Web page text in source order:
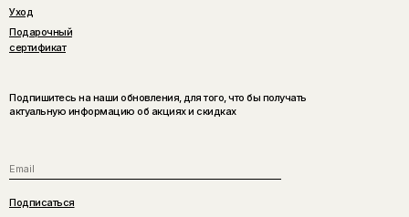
Подписаться
Уход
Подарочный
сертификат
Подпишитесь на наши обновления, для того, что бы получать
актуальную информацию об акциях и скидках